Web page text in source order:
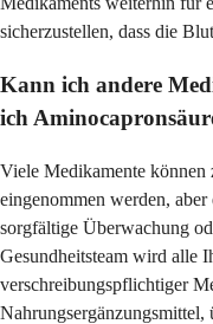
sicherzustellen, dass die
Kann ich andere
ich
Viele Medikamente können
eingenommen werden,
sorgfältige Überwachung
Gesundheitsteam wird alle
verschreibungspflichtiger